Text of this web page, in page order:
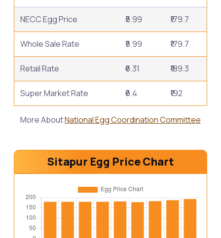
NECC Egg Price ₹5.99 ₹179.7
Whole Sale Rate ₹5.99 ₹179.7
Retail Rate ₹6.31 ₹189.3
Super Market Rate ₹6.4 ₹192
More AboutNational Egg Coordination Committee
Sitapur Egg Price Chart